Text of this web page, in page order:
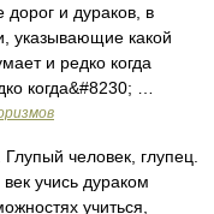
и дураков, в
указывающие какой
и редко когда
когда&#8230; …
человек, глупец.
учись дураком
учиться,